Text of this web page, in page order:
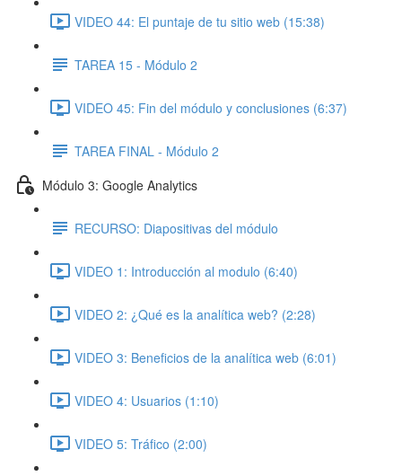
VIDEO 44: El puntaje de tu sitio web (15:38)
TAREA 15 - Módulo 2
VIDEO 45: Fin del módulo y conclusiones (6:37)
TAREA FINAL - Módulo 2
Módulo 3: Google Analytics
RECURSO: Diapositivas del módulo
VIDEO 1: Introducción al modulo (6:40)
VIDEO 2: ¿Qué es la analítica web? (2:28)
VIDEO 3: Beneficios de la analítica web (6:01)
VIDEO 4: Usuarios (1:10)
VIDEO 5: Tráfico (2:00)